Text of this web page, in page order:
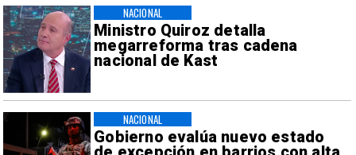
Ministro Quiroz detalla
megarreforma tras cadena
nacional de Kast
NACIONAL
Gobierno evalúa nuevo estado
NACIONAL